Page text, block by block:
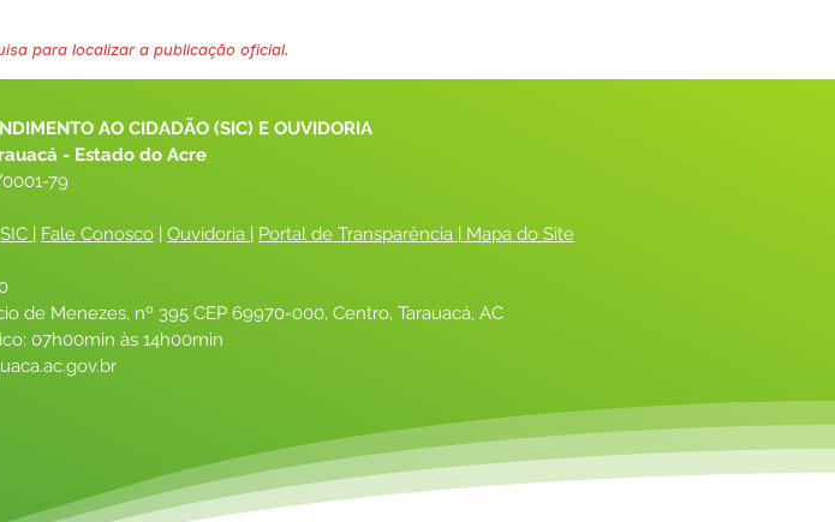
para localizar a publicação oficial.
AO CIDADÃO (SIC) E OUVIDORIA
- Estado do Acre
79
SIC | Fale Conosco | Ouvidoria | Portal de Transparência | Mapa do Site
de Menezes, nº 395 CEP 69970-000, Centro, Tarauacá, AC
07h00min às 14h00min